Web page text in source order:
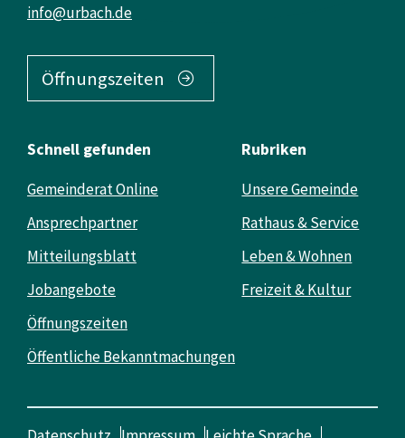
info@urbach.de
Öffnungszeiten
Schnell gefunden
Gemeinderat Online
Ansprechpartner
Mitteilungsblatt
Jobangebote
Öffnungszeiten
Öffentliche Bekanntmachungen
Rubriken
Unsere Gemeinde
Rathaus & Service
Leben & Wohnen
Freizeit & Kultur